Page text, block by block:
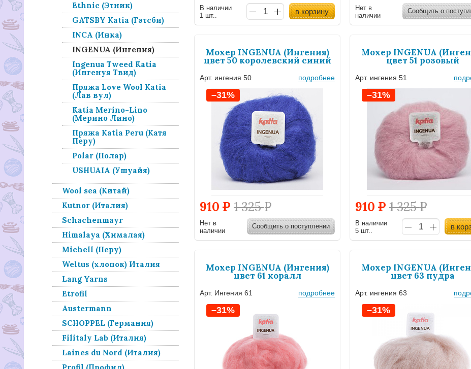
Ethnic (Этник)
GATSBY Katia (Гэтсби)
INCA (Инка)
INGENUA (Ингения)
Ingenua Tweed Katia
(Ингенуя Твид)
Пряжа Love Wool Katia
(Лав вул)
Katia Merino-Lino
(Мерино Лино)
Пряжа Katia Peru (Катя
Перу)
Polar (Полар)
USHUAIA (Ушуайя)
Wool sea (Китай)
Kutnor (Италия)
Schachenmayr
Himalaya (Хималая)
Michell (Перу)
Weltus (хлопок) Италия
Lang Yarns
Etrofil
Austermann
SCHOPPEL (Германия)
Filitaly Lab (Италия)
Laines du Nord (Италия)
В наличии
1 шт..
в корзину
Нет в
наличии
Сообщить о
Мохер INGENUA (Ингения)
цвет 50 королевский синий
Арт. ингения 50 подробнее
910 Р 1 325Р
–31%
Нет в
наличии
Сообщить о поступлении
Мохер INGENUA
цвет 51 розовый
Арт. ингения 51
910 Р 1 325Р
–31%
В наличии
5 шт..
в
Мохер INGENUA (Ингения)
цвет 61 коралл
Арт. Ингения 61 подробнее
–31%
Мохер INGENUA
цвет 63 пудра
Арт. ингения 63
–31%